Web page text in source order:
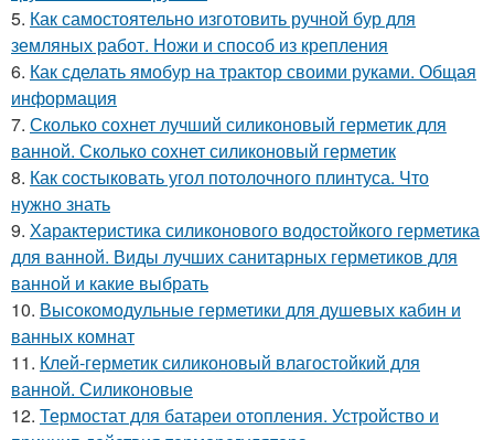
5. Как самостоятельно изготовить ручной бур для
земляных работ. Ножи и способ из крепления
6. Как сделать ямобур на трактор своими руками. Общая
информация
7. Сколько сохнет лучший силиконовый герметик для
ванной. Сколько сохнет силиконовый герметик
8. Как состыковать угол потолочного плинтуса. Что
нужно знать
9. Характеристика силиконового водостойкого герметика
для ванной. Виды лучших санитарных герметиков для
ванной и какие выбрать
10. Высокомодульные герметики для душевых кабин и
ванных комнат
11. Клей-герметик силиконовый влагостойкий для
ванной. Силиконовые
12. Термостат для батареи отопления. Устройство и